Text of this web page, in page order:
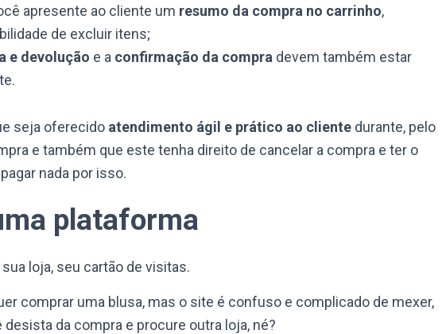
apresente ao cliente um resumo da compra no carrinho,
de excluir itens;
e devolução e a confirmação da compra devem também estar
seja oferecido atendimento ágil e prático ao cliente durante, pelo
e também que este tenha direito de cancelar a compra e ter o
nada por isso.
plataforma
loja, seu cartão de visitas.
comprar uma blusa, mas o site é confuso e complicado de mexer,
da compra e procure outra loja, né?